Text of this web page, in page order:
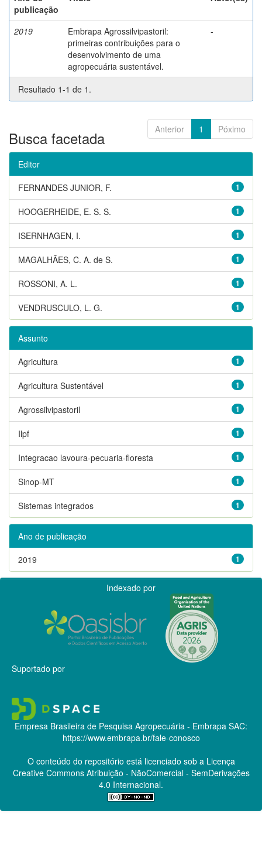
publicação
2019
Embrapa Agrossilvipastoril:
primeiras contribuições para o
desenvolvimento de uma
agropecuária sustentável.
-
Resultado 1-1 de 1.
Anterior 1 Póximo
Busca facetada
Editor
1
FERNANDES JUNIOR, F.
1
HOOGERHEIDE, E. S. S.
1
ISERNHAGEN, I.
1
MAGALHÃES, C. A. de S.
1
ROSSONI, A. L.
1
VENDRUSCULO, L. G.
Assunto
1
Agricultura
1
Agricultura Sustentável
1
Agrossilvipastoril
1
Ilpf
1
Integracao lavoura-pecuaria-floresta
1
Sinop-MT
1
Sistemas integrados
Ano de publicação
1
2019
Indexado por
Suportado por
Empresa Brasileira de Pesquisa Agropecuária - Embrapa SAC:
https://www.embrapa.br/fale-conosco
O conteúdo do repositório está licenciado sob a Licença
Creative CommonsAtribuição - NãoComercial - SemDerivações
4.0 Internacional.